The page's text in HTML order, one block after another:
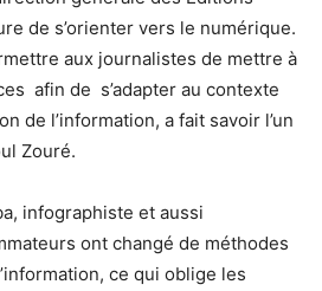
de s’orienter vers le numérique.
aux journalistes de mettre à
afin de s’adapter au contexte
de l’information, a fait savoir l’un
Zouré.
infographiste et aussi
ont changé de méthodes
ce qui oblige les